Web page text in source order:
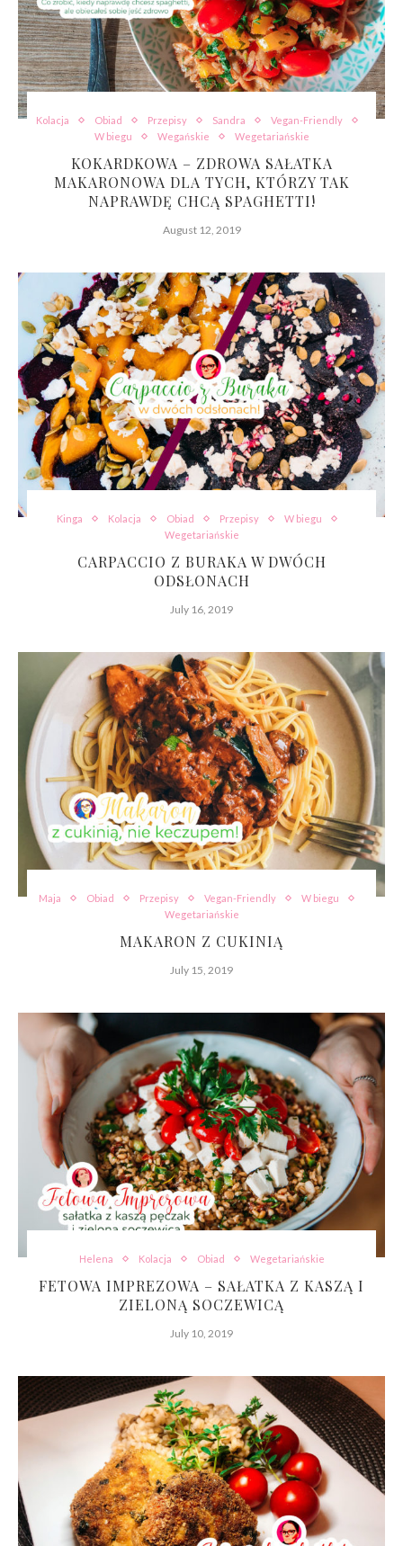
Kolacja Obiad Przepisy Sandra
Vegan-Friendly
W biegu
Wegańskie Wegetariańskie
KOKARDKOWA – ZDROWA SAŁATKA
MAKARONOWA DLA TYCH, KTÓRZY TAK
NAPRAWDĘ CHCĄ SPAGHETTI!
August 12, 2019
Kinga Kolacja Obiad Przepisy
W biegu
Wegetariańskie
CARPACCIO Z BURAKA W DWÓCH
ODSŁONACH
July 16, 2019
Maja Obiad Przepisy Vegan-Friendly
W biegu
Wegetariańskie
MAKARON Z CUKINIĄ
July 15, 2019
Helena Kolacja Obiad Wegetariańskie
FETOWA IMPREZOWA – SAŁATKA Z KASZĄ I
ZIELONĄ SOCZEWICĄ
July 10, 2019